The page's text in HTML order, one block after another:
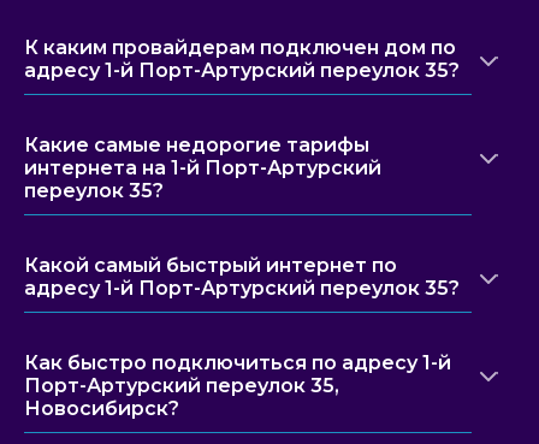
К каким провайдерам подключен дом по
адресу 1-й Порт-Артурский переулок 35?
Какие самые недорогие тарифы
интернета на 1-й Порт-Артурский
переулок 35?
Какой самый быстрый интернет по
адресу 1-й Порт-Артурский переулок 35?
Как быстро подключиться по адресу 1-й
Порт-Артурский переулок 35,
Новосибирск?